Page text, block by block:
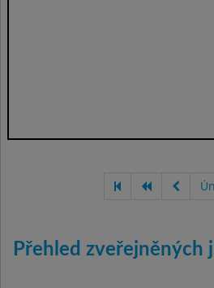
Přehled zveřejněných